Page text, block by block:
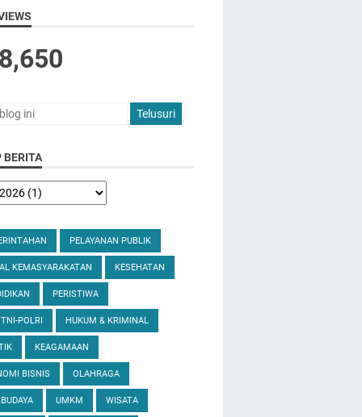
BERITA
PELAYANAN PUBLIK
KEMASYARAKATAN KESEHATAN
PERISTIWA
POLRI HUKUM & KRIMINAL
KEAGAMAAN
BISNIS OLAHRAGA
UMKM WISATA